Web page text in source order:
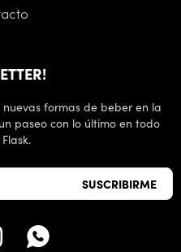
formas de beber en la
paseo con lo último en todo
SUSCRIBIRME
